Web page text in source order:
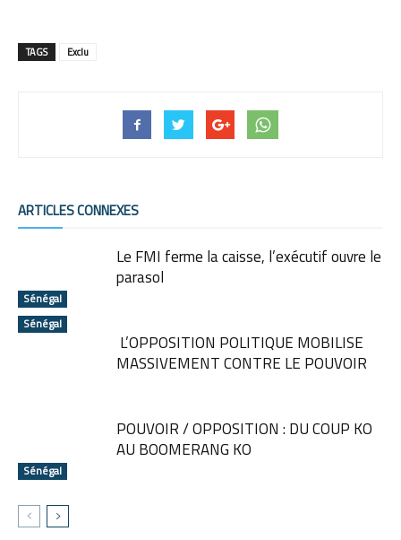
TAGS Exclu
ARTICLES CONNEXES
Sénégal
Le FMI ferme la caisse, l’exécutif ouvre le
parasol
Sénégal
L’OPPOSITION POLITIQUE MOBILISE
MASSIVEMENT CONTRE LE POUVOIR
Sénégal
POUVOIR / OPPOSITION : DU COUP KO
AU BOOMERANG KO